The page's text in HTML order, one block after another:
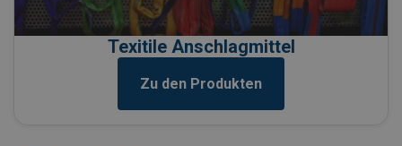
Texitile Anschlagmittel
Zu den Produkten